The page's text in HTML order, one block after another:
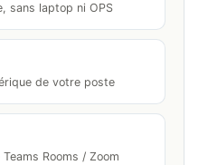
sans laptop ni OPS
de votre poste
Rooms / Zoom